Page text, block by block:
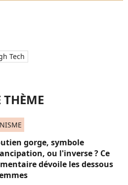
Tech
THÈME
gorge, symbole
ou l'inverse ? Ce
dévoile les dessous